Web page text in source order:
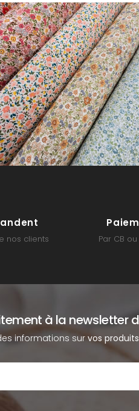
nos clients Par CB
à la newsletter
informations survos